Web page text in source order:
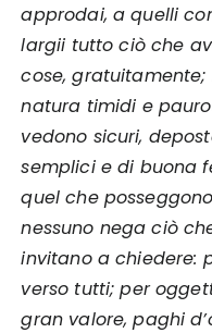
approdai, a quelli
largii tutto ciò che
cose,
natura timidi e
vedono sicuri,
semplici e di buona
quel che
nessuno nega ciò
invitano a chiedere:
verso tutti; per
gran valore, paghi